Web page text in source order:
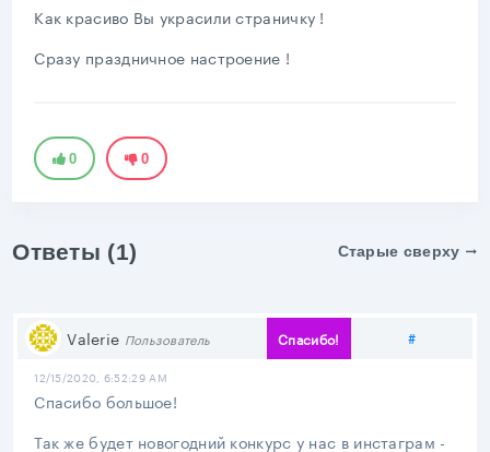
Как красиво Вы украсили страничку !
Сразу праздничное настроение !
0 0
Ответы (1) Старые сверху
Valerie Пользователь Спасибо! #
12/15/2020, 6:52:29 AM
Спасибо большое!
Так же будет новогодний конкурс у нас в инстаграм -